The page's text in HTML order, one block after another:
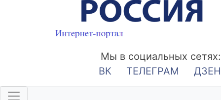
Мы в социальных сетях:
ВК
ТЕЛЕГРАМ ДЗЕН